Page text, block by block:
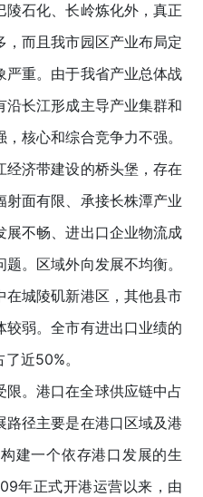
石化、长岭炼化外，真正
而且我市园区产业布局定
严重。由于我省产业总体战
长江形成主导产业集群和
核心和综合竞争力不强。
济带建设的桥头堡，存在
射面有限、承接长株潭产业
展不畅、进出口企业物流成
。区域外向发展不均衡。
在城陵矶新港区，其他县市
较弱。全市有进出口业绩的
近50%。
。港口在全球供应链中占
径主要是在港口区域及港
建一个依存港口发展的生
年正式开港运营以来，由